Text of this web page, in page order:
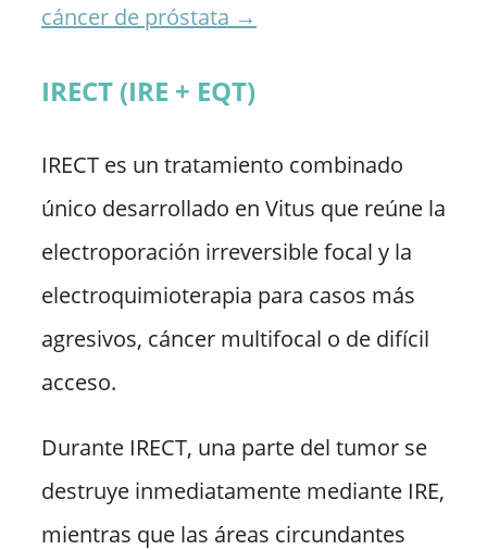
cáncer de próstata →
IRECT (IRE + EQT)
IRECT es un tratamiento combinado
único desarrollado en Vitus que reúne la
electroporación irreversible focal y la
electroquimioterapia para casos más
agresivos, cáncer multifocal o de difícil
acceso.
Durante IRECT, una parte del tumor se
destruye inmediatamente mediante IRE,
mientras que las áreas circundantes